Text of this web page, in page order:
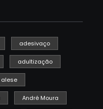
adesivaço
adultização
alese
André Moura